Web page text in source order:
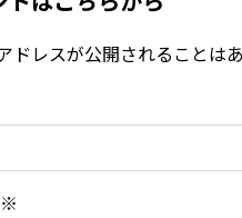
ドレスが公開されることは
※